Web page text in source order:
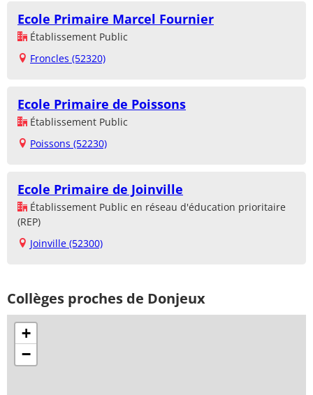
Ecole Primaire Marcel Fournier
Établissement Public
Froncles (52320)
Ecole Primaire de Poissons
Établissement Public
Poissons (52230)
Ecole Primaire de Joinville
Établissement Public en réseau d'éducation prioritaire
(REP)
Joinville (52300)
Collèges proches de Donjeux
+
−